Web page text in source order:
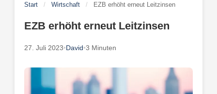
Start / Wirtschaft / EZB erhöht erneut Leitzinsen
EZB erhöht erneut Leitzinsen
27. Juli 2023•David•3 Minuten